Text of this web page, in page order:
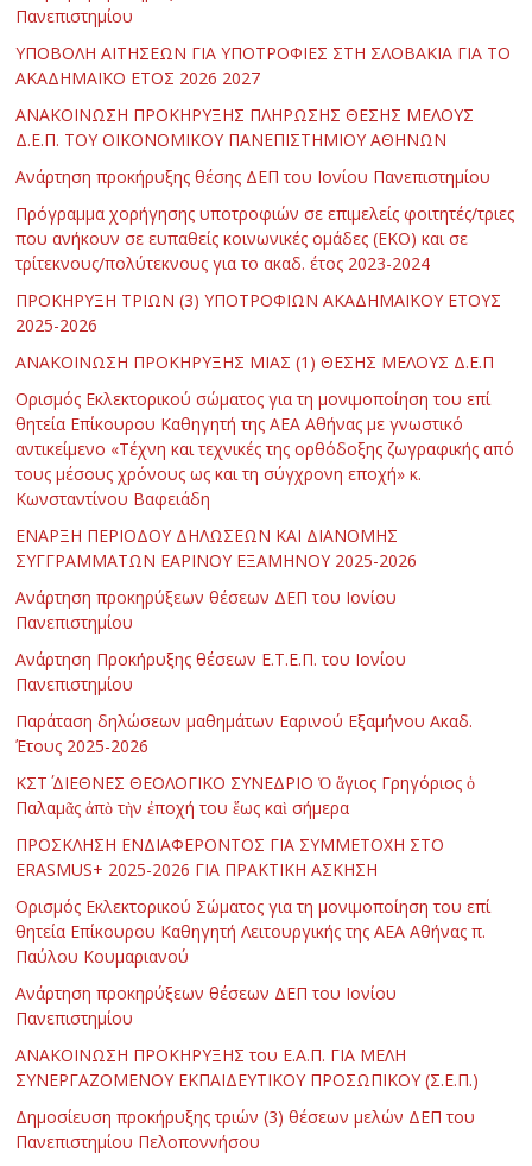
Πανεπιστημίου
ΥΠΟΒΟΛΗ ΑΙΤΗΣΕΩΝ ΓΙΑ ΥΠΟΤΡΟΦΙΕΣ ΣΤΗ ΣΛΟΒΑΚΙΑ ΓΙΑ ΤΟ
ΑΚΑΔΗΜΑΪΚΟ ΕΤΟΣ 2026 2027
ΑΝΑΚΟΙΝΩΣΗ ΠΡΟΚΗΡΥΞΗΣ ΠΛΗΡΩΣΗΣ ΘΕΣΗΣ ΜΕΛΟΥΣ
Δ.Ε.Π. ΤΟΥ ΟΙΚΟΝΟΜΙΚΟΥ ΠΑΝΕΠΙΣΤΗΜΙΟΥ ΑΘΗΝΩΝ
Ανάρτηση προκήρυξης θέσης ΔΕΠ του Ιονίου Πανεπιστημίου
Πρόγραμμα χορήγησης υποτροφιών σε επιμελείς φοιτητές/τριες
που ανήκουν σε ευπαθείς κοινωνικές ομάδες (ΕΚΟ) και σε
τρίτεκνους/πολύτεκνους για το ακαδ. έτος 2023-2024
ΠΡΟΚΗΡΥΞΗ ΤΡΙΩΝ (3) ΥΠΟΤΡΟΦΙΩΝ ΑΚΑΔΗΜΑΪΚΟΥ ΕΤΟΥΣ
2025-2026
ΑΝΑΚΟΙΝΩΣΗ ΠΡΟΚΗΡΥΞΗΣ ΜΙΑΣ (1) ΘΕΣΗΣ ΜΕΛΟΥΣ Δ.Ε.Π
Ορισμός Εκλεκτορικού σώματος για τη μονιμοποίηση του επί
θητεία Επίκουρου Καθηγητή της ΑΕΑ Αθήνας με γνωστικό
αντικείμενο «Τέχνη και τεχνικές της ορθόδοξης ζωγραφικής από
τους μέσους χρόνους ως και τη σύγχρονη εποχή» κ.
Κωνσταντίνου Βαφειάδη
ΕΝΑΡΞΗ ΠΕΡΙΟΔΟΥ ΔΗΛΩΣΕΩΝ ΚΑΙ ΔΙΑΝΟΜΗΣ
ΣΥΓΓΡΑΜΜΑΤΩΝ ΕΑΡΙΝΟΥ ΕΞΑΜΗΝΟΥ 2025-2026
Ανάρτηση προκηρύξεων θέσεων ΔΕΠ του Ιονίου
Πανεπιστημίου
Ανάρτηση Προκήρυξης θέσεων Ε.Τ.Ε.Π. του Ιονίου
Πανεπιστημίου
Παράταση δηλώσεων μαθημάτων Εαρινού Εξαμήνου Ακαδ.
Έτους 2025-2026
ΚΣΤ΄ ΔΙΕΘΝΕΣ ΘΕΟΛΟΓΙΚΟ ΣΥΝΕΔΡΙΟ Ὁ ἅγιος Γρηγόριος ὁ
Παλαμᾶς ἀπὸ τὴν ἐποχή του ἕως καὶ σήμερα
ΠΡΟΣΚΛΗΣΗ ΕΝΔΙΑΦΕΡΟΝΤΟΣ ΓΙΑ ΣΥΜΜΕΤΟΧΗ ΣΤΟ
ERASMUS+ 2025-2026 ΓΙΑ ΠΡΑΚΤΙΚΗ ΑΣΚΗΣΗ
Ορισμός Εκλεκτορικού Σώματος για τη μονιμοποίηση του επί
θητεία Επίκουρου Καθηγητή Λειτουργικής της ΑΕΑ Αθήνας π.
Παύλου Κουμαριανού
Ανάρτηση προκηρύξεων θέσεων ΔΕΠ του Ιονίου
Πανεπιστημίου
ΑΝΑΚΟΙΝΩΣΗ ΠΡΟΚΗΡΥΞΗΣ του Ε.Α.Π. ΓΙΑ ΜΕΛΗ
ΣΥΝΕΡΓΑΖΟΜΕΝΟΥ ΕΚΠΑΙΔΕΥΤΙΚΟΥ ΠΡΟΣΩΠΙΚΟΥ (Σ.Ε.Π.)
Δημοσίευση προκήρυξης τριών (3) θέσεων μελών ΔΕΠ του
Πανεπιστημίου Πελοποννήσου